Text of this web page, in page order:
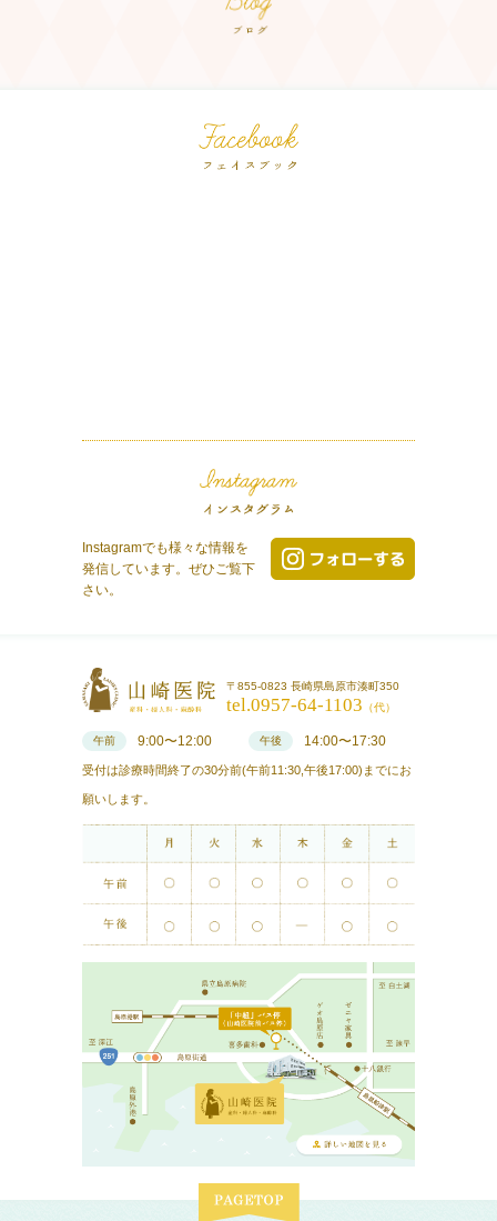
Instagramでも様々な情報を
発信しています。ぜひご覧下
さい。
〒855-0823 長崎県島原市湊町350
tel.0957-64-1103 （代）
午前 9:00〜12:00 午後 14:00〜17:30
受付は診療時間終了の30分前(午前11:30,午後17:00)までにお
願いします。